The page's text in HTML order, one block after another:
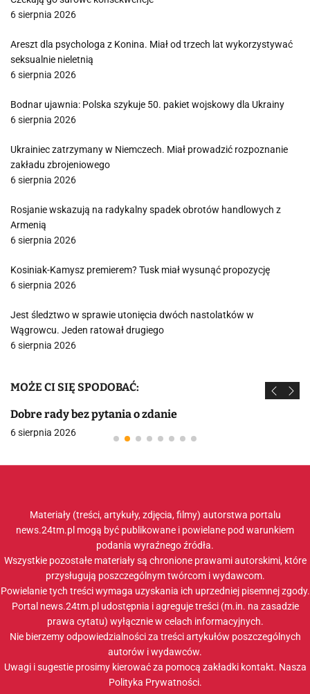
6 sierpnia 2026
Areszt dla psychologa z Konina. Miał od trzech lat wykorzystywać
seksualnie nieletnią
6 sierpnia 2026
Bodnar ujawnia: Polska szykuje 50. pakiet wojskowy dla Ukrainy
6 sierpnia 2026
Ukrainiec zatrzymany w Niemczech. Miał prowadzić rozpoznanie
zakładu zbrojeniowego
6 sierpnia 2026
Rosjanie wskazują na radykalny spadek obrotów handlowych z
Armenią
6 sierpnia 2026
Kosiniak-Kamysz premierem? Tusk miał wysunąć propozycję
6 sierpnia 2026
Jest śledztwo w sprawie utonięcia dwóch nastolatków w
Wągrowcu. Jeden ratował drugiego
6 sierpnia 2026
MOŻE CI SIĘ SPODOBAĆ:
Dobre rady bez pytania o zdanie
6 sierpnia 2026
Materiały (treści, artykuły, zdjęcia, filmy) autorstwa portalu
news.24tm.pl mogą być publikowane i powielane pod warunkiem
podania wyraźnego źródła.
Wszystkie pozostałe materiały są chronione prawami autorskimi, które
przysługują poszczególnym twórcom i wydawcom.
Powielanie tych treści wymaga uzyskania ich uprzedniej pisemnej zgody.
Portal news.24tm.pl udostępnia i agreguje treści (m.in. na zasadzie
prawa cytatu) wyłącznie w celach informacyjnych.
Nie bierzemy odpowiedzialności za treści artykułów poszczególnych
autorów i wydawców.
Uwagi i sugestie prosimy kierować za pomocą zakładki kontakt. Nasza
Polityka Prywatności.